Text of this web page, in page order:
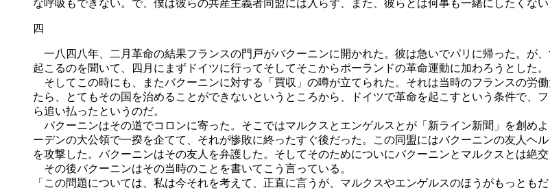
な呼吸もできない。で、僕は彼らの共産主義者同盟には入らず、また、彼らとは何事も一緒にしたくな
四
一八四八年、二月革命の結果フランスの門戸がバクーニンに開かれた。彼は急いでパリに帰った。が
起こるのを聞いて、四月にまずドイツに行ってそしてそこからポーランドの革命運動に加わろうとした。
そしてこの時にも、またバクーニンに対する「買収」の噂が立てられた。それは当時のフランスの労
たら、とてもその国を治めることができないというところから、ドイツで革命を起こすという条件で、
ら追い払ったというのだ。
バクーニンはその道でコロンに寄った。そこではマルクスとエンゲルスとが「新ライン新聞」を創め
ーデンの大公領で一揆を企てて、それが惨敗に終ったすぐ後だった。この同盟にはバクーニンの友人ヘ
を攻撃した。バクーニンはその友人を弁護した。そしてそのためについにバクーニンとマルクスとは絶交
その後バクーニンはその当時のことを書いてこう言っている。
「この問題については、私は今それを考えて、正直に言うが、マルクスやエンゲルスのほうがもっとも